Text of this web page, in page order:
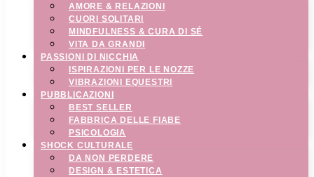
AMORE & RELAZIONI
CUORI SOLITARI
MINDFULNESS & CURA DI SÉ
VITA DA GRANDI
PASSIONI DI NICCHIA
ISPIRAZIONI PER LE NOZZE
VIBRAZIONI EQUESTRI
PUBBLICAZIONI
BEST SELLER
FABBRICA DELLE FIABE
PSICOLOGIA
SHOCK CULTURALE
DA NON PERDERE
DESIGN & ESTETICA